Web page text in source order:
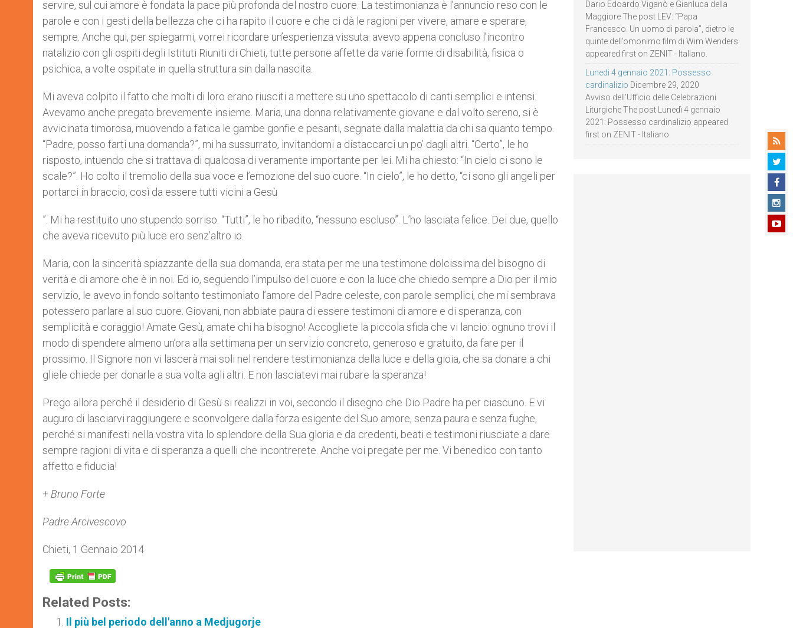
servire, sul cui amore è fondata la pace più profonda del nostro cuore. La testimonianza è l’annuncio reso con le
parole e con i gesti della bellezza che ci ha rapito il cuore e che ci dà le ragioni per vivere, amare e sperare,
sempre. Anche qui, per spiegarmi, vorrei ricordare un’esperienza vissuta: avevo appena concluso l’incontro
natalizio con gli ospiti degli Istituti Riuniti di Chieti, tutte persone affette da varie forme di disabilità, fisica o
psichica, a volte ospitate in quella struttura sin dalla nascita.
Mi aveva colpito il fatto che molti di loro erano riusciti a mettere su uno spettacolo di canti semplici e intensi.
Avevamo anche pregato brevemente insieme. Maria, una donna relativamente giovane e dal volto sereno, si è
avvicinata timorosa, muovendo a fatica le gambe gonfie e pesanti, segnate dalla malattia da chi sa quanto tempo.
“Padre, posso farti una domanda?”, mi ha sussurrato, invitandomi a distaccarci un po’ dagli altri. “Certo”, le ho
risposto, intuendo che si trattava di qualcosa di veramente importante per lei. Mi ha chiesto: “In cielo ci sono le
scale?”. Ho colto il tremolio della sua voce e l’emozione del suo cuore. “In cielo”, le ho detto, “ci sono gli angeli per
portarci in braccio, così da essere tutti vicini a Gesù
”. Mi ha restituito uno stupendo sorriso. “Tutti”, le ho ribadito, “nessuno escluso”. L’ho lasciata felice. Dei due, quello
che aveva ricevuto più luce ero senz’altro io.
Maria, con la sincerità spiazzante della sua domanda, era stata per me una testimone dolcissima del bisogno di
verità e di amore che è in noi. Ed io, seguendo l’impulso del cuore e con la luce che chiedo sempre a Dio per il mio
servizio, le avevo in fondo soltanto testimoniato l’amore del Padre celeste, con parole semplici, che mi sembrava
potessero parlare al suo cuore. Giovani, non abbiate paura di essere testimoni di amore e di speranza, con
semplicità e coraggio! Amate Gesù, amate chi ha bisogno! Accogliete la piccola sfida che vi lancio: ognuno trovi il
modo di spendere almeno un’ora alla settimana per un servizio concreto, generoso e gratuito, da fare per il
prossimo. Il Signore non vi lascerà mai soli nel rendere testimonianza della luce e della gioia, che sa donare a chi
gliele chiede per donarle a sua volta agli altri. E non lasciatevi mai rubare la speranza!
Prego allora perché il desiderio di Gesù si realizzi in voi, secondo il disegno che Dio Padre ha per ciascuno. E vi
auguro di lasciarvi raggiungere e sconvolgere dalla forza esigente del Suo amore, senza paura e senza fughe,
perché si manifesti nella vostra vita lo splendore della Sua gloria e da credenti, beati e testimoni riusciate a dare
sempre ragioni di vita e di speranza a quelli che incontrerete. Anche voi pregate per me. Vi benedico con tanto
affetto e fiducia!
+ Bruno Forte
Padre Arcivescovo
Chieti, 1 Gennaio 2014
Related Posts:
Il più bel periodo dell'anno a Medjugorje
Dario Edoardo Viganò e Gianluca della
Maggiore The post LEV: “Papa
Francesco. Un uomo di parola”, dietro le
quinte dell’omonimo film di Wim Wenders
appeared first on ZENIT - Italiano.
Lunedì 4 gennaio 2021: Possesso
cardinalizio Dicembre 29, 2020
Avviso dell’Ufficio delle Celebrazioni
Liturgiche The post Lunedì 4 gennaio
2021: Possesso cardinalizio appeared
first on ZENIT - Italiano.